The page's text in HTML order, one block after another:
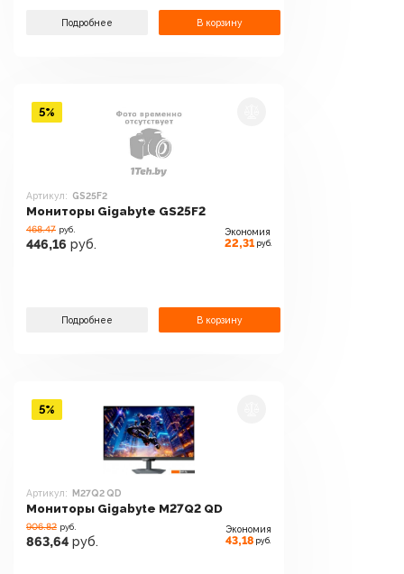
Подробнее В корзину
Артикул: GS25F2
Мониторы Gigabyte GS25F2
468.47 руб.
446,16 руб.
Экономия
22,31 руб.
Подробнее В корзину
5%
Артикул: M27Q2 QD
Мониторы Gigabyte M27Q2 QD
906.82 руб.
863,64 руб.
Экономия
43,18 руб.
5%